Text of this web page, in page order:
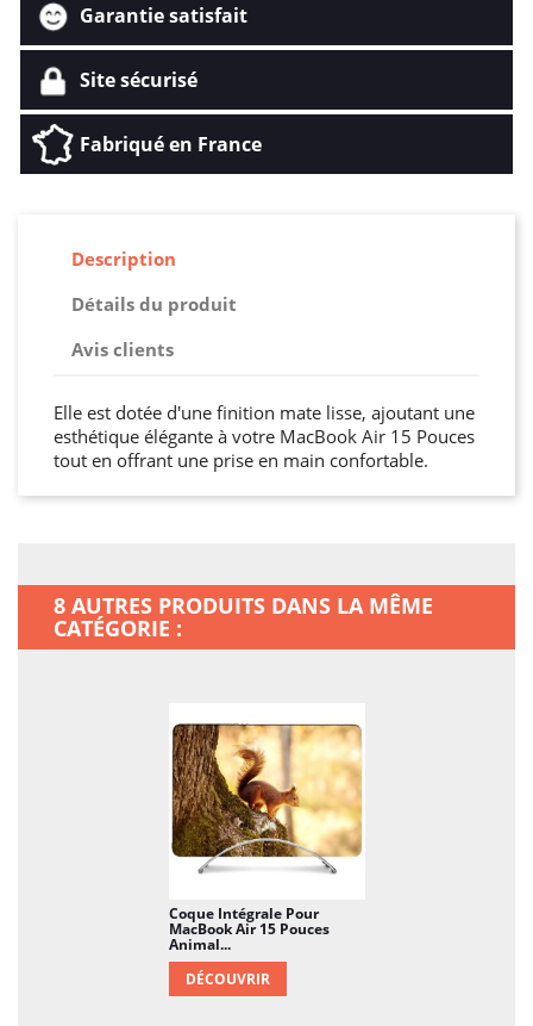
Garantie satisfait
Site sécurisé
Fabriqué en France
Description
Détails du produit
Avis clients
Elle est dotée d'une finition mate lisse, ajoutant une
esthétique élégante à votre MacBook Air 15 Pouces
tout en offrant une prise en main confortable.
8 AUTRES PRODUITS DANS LA MÊME
CATÉGORIE :
Coque Intégrale Pour
MacBook Air 15 Pouces
Animal...
DÉCOUVRIR